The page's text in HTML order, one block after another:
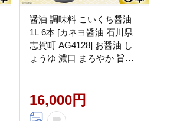
醤油 調味料 こいくち醤油
1L 6本 [カネヨ醤油 石川県
志賀町 AG4128] お醤油 し
ょうゆ 濃口 まろやか 旨味
ト 常温保存 手作り てづく
り ふるさと納税
16,000円